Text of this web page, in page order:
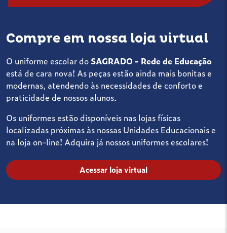
Compre em nossa loja virtual
O uniforme escolar do SAGRADO - Rede de Educação
está de cara nova! As peças estão ainda mais bonitas e
modernas, atendendo às necessidades de conforto e
praticidade de nossos alunos.
Os uniformes estão disponíveis nas lojas físicas
localizadas próximas às nossas Unidades Educacionais e
na loja on-line! Adquira já nossos uniformes escolares!
Acessar loja virtual